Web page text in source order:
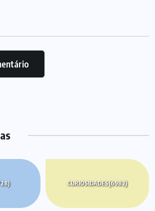
CURIOSIDADES(6982)